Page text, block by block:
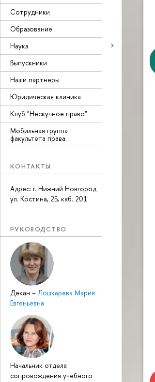
Сотрудники
Образование
Наука
Выпускники
Наши партнеры
Юридическая клиника
Клуб "Нескучное право"
Мобильная группа
факультета права
КОНТАКТЫ
Адрес: г. Нижний Новгород
ул. Костина, 2Б, каб. 201
РУКОВОДСТВО
Декан – Лошкарева Мария
Евгеньевна
Начальник отдела
сопровождения учебного